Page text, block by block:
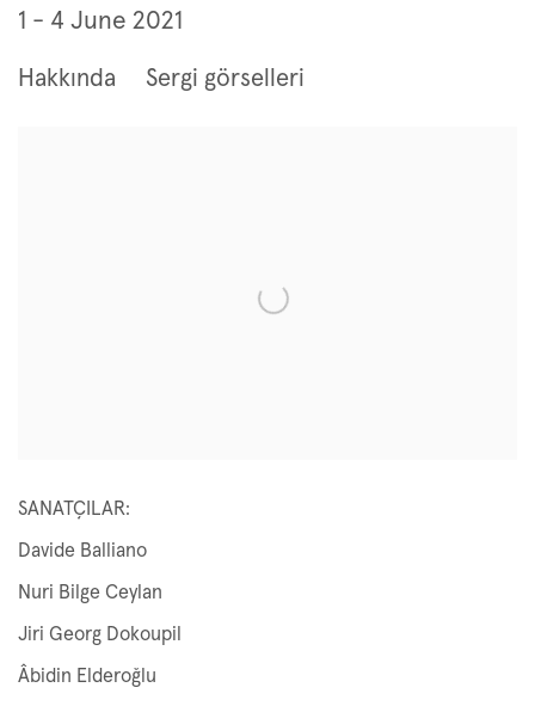
Contemporary Istanbul Bloom
1 - 4 June 2021
Hakkında Sergi görselleri
SANATÇILAR:
Davide Balliano
Nuri Bilge Ceylan
Jiri Georg Dokoupil
Âbidin Elderoğlu